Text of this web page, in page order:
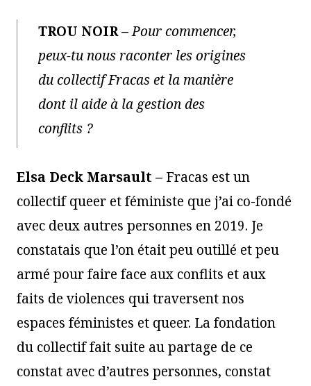
TROU NOIR –Pour commencer,
peux-tu nous raconter les origines
du collectif Fracas et la manière
dont il aide à la gestion des
conflits ?
Elsa Deck Marsault – Fracas est un
collectif queer et féministe que j’ai co-fondé
avec deux autres personnes en 2019. Je
constatais que l’on était peu outillé et peu
armé pour faire face aux conflits et aux
faits de violences qui traversent nos
espaces féministes et queer. La fondation
du collectif fait suite au partage de ce
constat avec d’autres personnes, constat